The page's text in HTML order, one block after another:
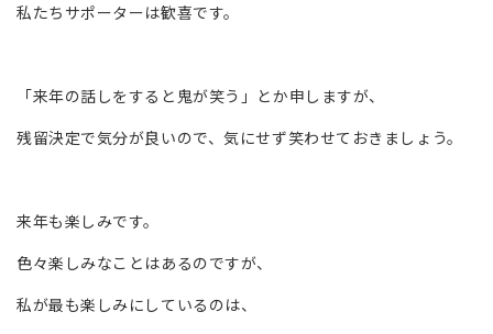
私たちサポーターは歓喜です。
「来年の話しをすると鬼が笑う」とか申しますが、
残留決定で気分が良いので、気にせず笑わせておきましょう。
来年も楽しみです。
色々楽しみなことはあるのですが、
私が最も楽しみにしているのは、